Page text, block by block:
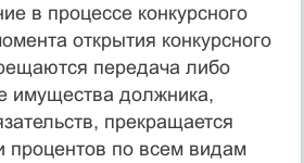
в процессе конкурсного
открытия конкурсного
передача либо
имущества должника,
прекращается
процентов по всем видам